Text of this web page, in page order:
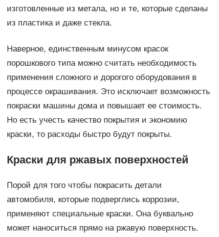
изготовленные из метала, но и те, которые сделаны
из пластика и даже стекла.
Наверное, единственным минусом красок
порошкового типа можно считать необходимость
применения сложного и дорогого оборудования в
процессе окрашивания. Это исключает возможность
покраски машины дома и повышает ее стоимость.
Но есть учесть качество покрытия и экономию
краски, то расходы быстро будут покрыты.
Краски для ржавых поверхностей
Порой для того чтобы покрасить детали
автомобиля, которые подверглись коррозии,
применяют специальные краски. Она буквально
может наноситься прямо на ржавую поверхность.